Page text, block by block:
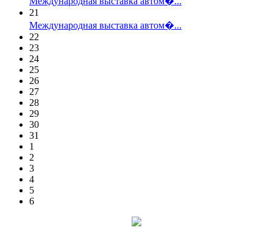
21
Международная выставка автом�...
22
23
24
25
26
27
28
29
30
31
1
2
3
4
5
6